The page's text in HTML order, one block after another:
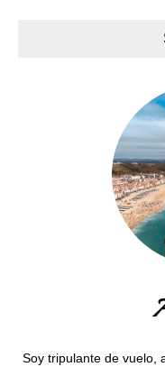
Soy tripulante de vuelo,